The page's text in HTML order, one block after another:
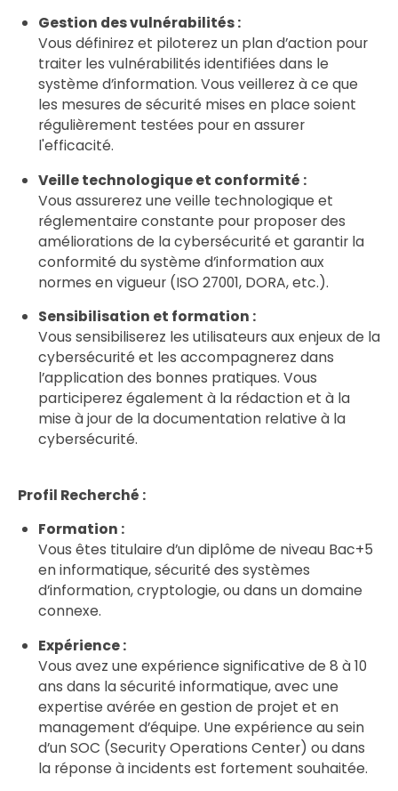
Gestion des vulnérabilités :
Vous définirez et piloterez un plan d’action pour
traiter les vulnérabilités identifiées dans le
système d’information. Vous veillerez à ce que
les mesures de sécurité mises en place soient
régulièrement testées pour en assurer
l'efficacité.
Veille technologique et conformité :
Vous assurerez une veille technologique et
réglementaire constante pour proposer des
améliorations de la cybersécurité et garantir la
conformité du système d’information aux
normes en vigueur (ISO 27001, DORA, etc.).
Sensibilisation et formation :
Vous sensibiliserez les utilisateurs aux enjeux de la
cybersécurité et les accompagnerez dans
l’application des bonnes pratiques. Vous
participerez également à la rédaction et à la
mise à jour de la documentation relative à la
cybersécurité.
Profil Recherché :
Formation :
Vous êtes titulaire d’un diplôme de niveau Bac+5
en informatique, sécurité des systèmes
d’information, cryptologie, ou dans un domaine
connexe.
Expérience :
Vous avez une expérience significative de 8 à 10
ans dans la sécurité informatique, avec une
expertise avérée en gestion de projet et en
management d’équipe. Une expérience au sein
d’un SOC (Security Operations Center) ou dans
la réponse à incidents est fortement souhaitée.